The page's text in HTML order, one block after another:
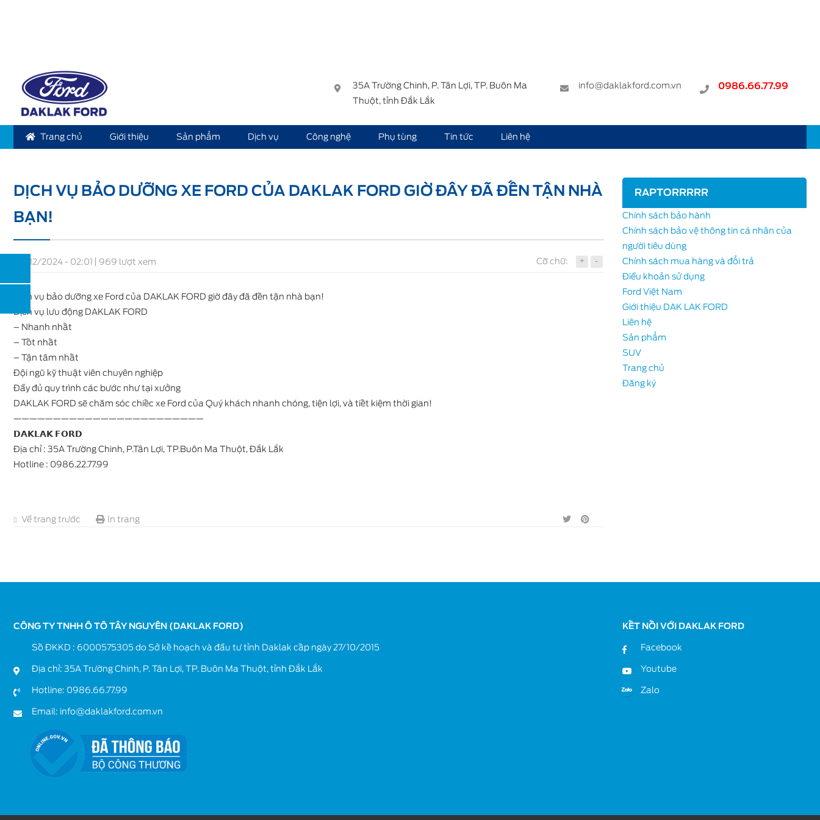
35A Trường Chinh, P. Tân Lợi, TP. Buôn Ma
Thuột, tỉnh Đắk Lắk
info@daklakford.com.vn 0986.66.77.99
Trang chủ Giới thiệu Sản phẩm
Ford Territory
Dịch vụ Công nghệ Phụ tùng Tin tức Liên hệ
Dịch vụ bảo dưỡng xe Ford của DAKLAK FORD giờ đây đã đến tận nhà bạn!
DỊCH VỤ BẢO DƯỠNG XE FORD CỦA DAKLAK FORD GIỜ ĐÂY ĐÃ ĐẾN TẬN NHÀ
BẠN!
28/12/2024 - 02:01 969 lượt xem Cỡ chữ: + -
Dịch vụ bảo dưỡng xe Ford của DAKLAK FORD giờ đây đã đến tận nhà bạn!
Dịch vụ lưu động DAKLAK FORD
– Nhanh nhất
– Tốt nhất
– Tận tâm nhất
Đội ngũ kỹ thuật viên chuyên nghiệp
Đầy đủ quy trình các bước như tại xưởng
DAKLAK FORD sẽ chăm sóc chiếc xe Ford của Quý khách nhanh chóng, tiện lợi, và tiết kiệm thời gian!
————————————————————————
𝗗𝗔𝗞𝗟𝗔𝗞 𝗙𝗢𝗥𝗗
Địa chỉ : 35A Trường Chinh, P.Tân Lợi, TP.Buôn Ma Thuột, Đắk Lắk
Hotline : 0986.22.77.99
Về trang trước In trang
RAPTORRRRR
Chính sách bảo hành
Chính sách bảo vệ thông tin cá nhân của
người tiêu dùng
Chính sách mua hàng và đổi trả
Điều khoản sử dụng
Ford Việt Nam
Giới thiệu DAK LAK FORD
Liên hệ
Sản phẩm
SUV
Trang chủ
Đăng ký
CÔNG TY TNHH Ô TÔ TÂY NGUYÊN (DAKLAK FORD)
Số ĐKKD : 6000575305 do Sở kế hoạch và đầu tư tỉnh Daklak cấp ngày 27/10/2015
Địa chỉ: 35A Trường Chinh, P. Tân Lợi, TP. Buôn Ma Thuột, tỉnh Đắk Lắk
Hotline: 0986.66.77.99
Email: info@daklakford.com.vn
KẾT NỐI VỚI DAKLAK FORD
Facebook
Youtube
Zalo